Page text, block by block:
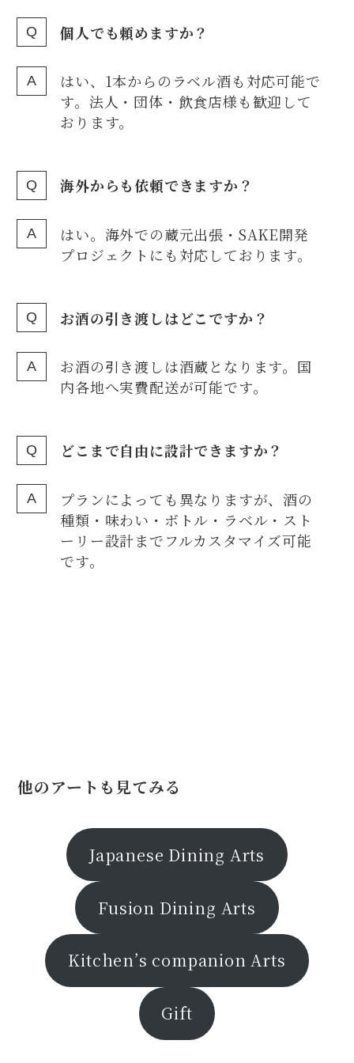
個人でも頼めますか？
はい、1本からのラベル酒も対応可能で
す。法人・団体・飲食店様も歓迎して
おります。
海外からも依頼できますか？
はい。海外での蔵元出張・SAKE開発
プロジェクトにも対応しております。
お酒の引き渡しはどこですか？
お酒の引き渡しは酒蔵となります。国
内各地へ実費配送が可能です。
どこまで自由に設計できますか？
プランによっても異なりますが、酒の
種類・味わい・ボトル・ラベル・スト
ーリー設計までフルカスタマイズ可能
です。
他のアートも見てみる
Japanese Dining Arts
Fusion Dining Arts
Kitchen’s companion Arts
Gift